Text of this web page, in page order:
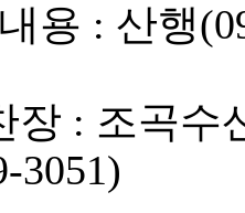
: 산행
조곡수산(
3051)